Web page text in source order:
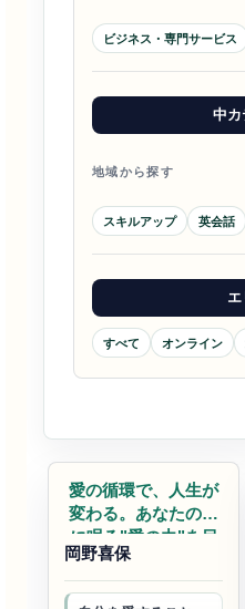
ビジネス・専門サービス
中カ
地域から探す
スキルアップ 英会話
エ
すべて オンライン
愛の循環で、人生が
変わる。あなたの中
に眠る"愛の力"を目
覚め…
岡野喜保